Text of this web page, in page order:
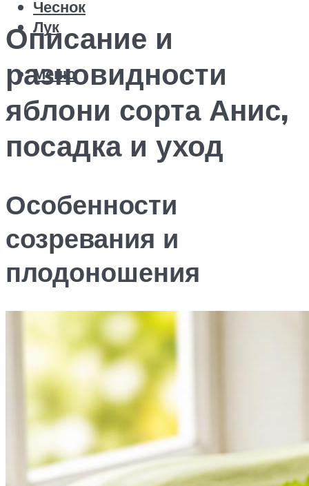
Чеснок
Лук
Меню
Описание и
разновидности
яблони сорта Анис,
посадка и уход
Особенности
созревания и
плодоношения